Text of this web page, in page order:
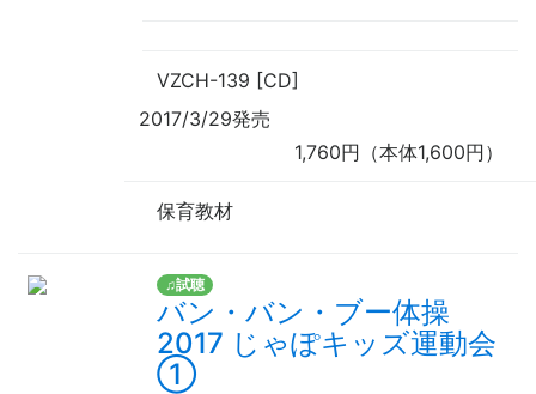
VZCH-139 [CD]
2017/3/29発売
1,760円（本体1,600円）
保育教材
♫試聴
バン・バン・ブー体操
2017 じゃぽキッズ運動会
①